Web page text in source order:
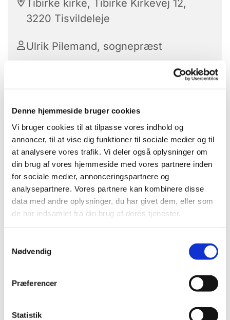
Denne hjemmeside bruger cookies
Vi bruger cookies til at tilpasse vores indhold og
annoncer, til at vise dig funktioner til sociale medier og til
at analysere vores trafik. Vi deler også oplysninger om
din brug af vores hjemmeside med vores partnere inden
for sociale medier, annonceringspartnere og
analysepartnere. Vores partnere kan kombinere disse
data med andre oplysninger, du har givet dem, eller som
de har indsamlet fra din brug af deres tjenester.
Nødvendig
Præferencer
Statistik
Tibirke kirke, Tibirke Kirkevej 12,
3220 Tisvildeleje
Ulrik Pilemand, sognepræst
Du vil måske også kunne